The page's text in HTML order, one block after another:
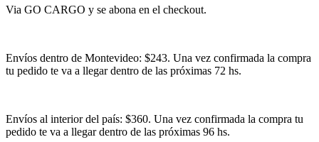
Via GO CARGO y se abona en el checkout.
Envíos dentro de Montevideo: $243. Una vez confirmada la compra
tu pedido te va a llegar dentro de las próximas 72 hs.
Envíos al interior del país: $360. Una vez confirmada la compra tu
pedido te va a llegar dentro de las próximas 96 hs.